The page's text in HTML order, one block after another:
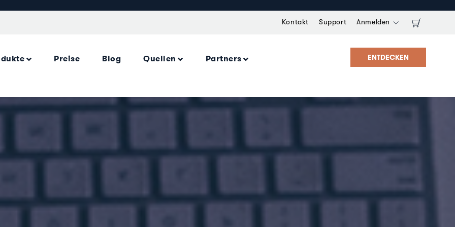
Kontakt Support Anmelden
Preise Blog Quellen Partners ENTDECKEN